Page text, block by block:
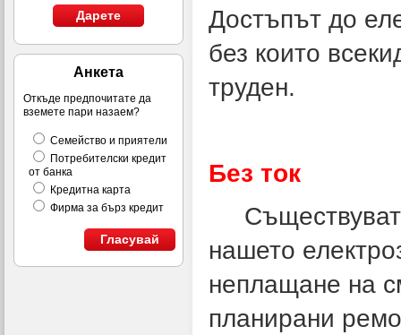
Дарете
Анкета
Откъде предпочитате да
вземете пари назаем?
Семейство и приятели
Потребителски кредит
от банка
Кредитна карта
Фирма за бърз кредит
Гласувай
Достъпът до
без които
труден.
Без ток
Съществуват
нашето
неплащане на
планирани